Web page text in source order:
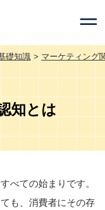
礎知識 マーケティング
知とは
べての始まりです。
も、消費者にその存